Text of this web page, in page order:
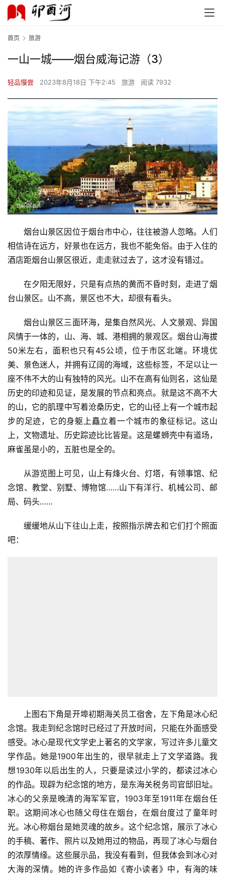
首页 旅游
一山一城——烟台威海记游（3）
轻品慢尝 2023年8月18日 下午2:45 旅游 阅读 7932
烟台山景区因位于烟台市中心，往往被游人忽略。人们
相信诗在远方，好景也在远方，我也不能免俗。由于入住的
酒店距烟台山景区很近，走走就过去了，这才没有错过。
在夕阳无限好，只是有点热的黄而不昏时刻，走进了烟
台山景区。山不高，景区也不大，却很有看头。
烟台山景区三面环海，是集自然风光、人文景观、异国
风情于一体的，山、海、城、港相拥的景观区。烟台山海拔
50米左右，面积也只有45公顷，位于市区北端。环境优
美、景色迷人，并拥有辽阔的海域，这些标签，不足以让一
座不伟不大的山有独特的风光。山不在高有仙则名，这仙是
历史的印迹和见证，是发展的节点和亮点。就是这不高不大
的山，它的肌理中写着沧桑历史，它的山径上有一个城市起
步的足迹，它的身躯上矗立着一个城市的象征标记。这山
上，文物遗址、历史踪迹比比皆是。这是螺蛳壳中有道场，
麻雀虽是小的，五脏也是全的。
从游览图上可见，山上有烽火台、灯塔，有领事馆、纪
念馆、教堂、别墅、博物馆……山下有洋行、机械公司、邮
局、码头……
缓缓地从山下往山上走，按照指示牌去和它们打个照面
吧：
上图右下角是开埠初期海关员工宿舍，左下角是冰心纪
念馆。我走到纪念馆时已经过了开放时间，只能在外面感受
感受。冰心是现代文学史上著名的文学家，写过许多儿童文
学作品。她是1900年出生的，很早就走上了文学道路。我
想1930年以后出生的人，只要是读过小学的，都读过冰心
的作品。现辟为纪念馆的地方，是东海关税务司官邸旧址。
冰心的父亲是晚清的海军军官，1903年至1911年在烟台任
职。这期间冰心也随父母住在烟台，在烟台度过了童年时
光。冰心称烟台是她灵魂的故乡。这个纪念馆，展示了冰心
的手稿、著作、照片以及她用过的物品，再现了冰心与烟台
的浓厚情缘。这些展示品，我没有看到，但我体会到冰心对
大海的深情。她的许多作品如《寄小读者》中，有海的味